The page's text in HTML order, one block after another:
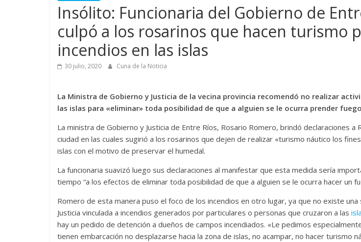
Insólito: Funcionaria del Gobierno de
culpó a los rosarinos que hacen turismo
incendios en las islas
30 julio, 2020 Cuna de la Noticia
La Ministra de Gobierno y Justicia de la vecina provincia recomendó no realizar
las islas para «eliminar» toda posibilidad de que a alguien se le ocurra prender
La ministra de Gobierno y Justicia de Entre Ríos, Rosario Romero, brindó declaraciones a
ciudad en las cuales sugirió a los rosarinos que dejen de realizar «turismo náutico los
islas con el motivo de preservar el humedal.
La funcionaria suavizó luego sus declaraciones al manifestar que esta medida sería
tiempo “a los efectos de eliminar toda posibilidad de que a alguien se le ocurra hacer un
Romero de esta manera puso el foco de los incendios en otro lugar, ya que no existe una
Justicia vinculada a incendios generados por particulares o personas que cruzaron a las
hay un pedido de detención a dueños de campos incendiados. «Le pedimos
tienen embarcación no desplazarse hacia la zona de islas, no acampar, no hacer turismo